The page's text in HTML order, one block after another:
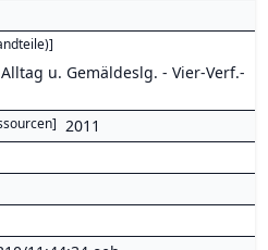
]
u. Gemäldeslg. - Vier-Verf.-
] 2011